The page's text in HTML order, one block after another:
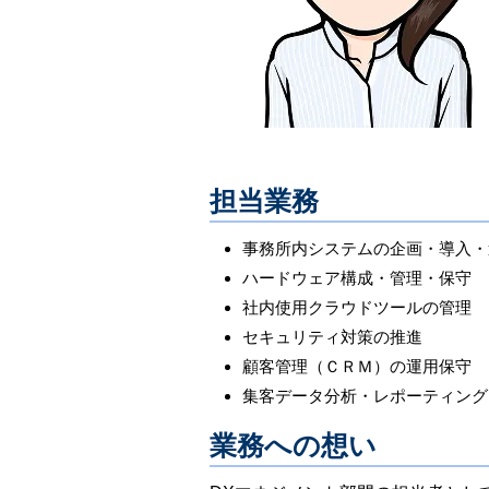
担当業務
事務所内システムの企画・導入
ハードウェア構成・管理・保守
社内使用クラウドツールの管理
セキュリティ対策の推進
顧客管理（ＣＲＭ）の運用保守
集客データ分析・レポーティング
業務への想い